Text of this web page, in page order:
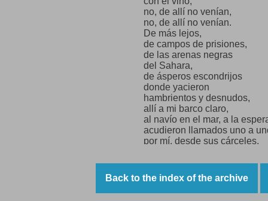
no, de allí no venían,
no, de allí no venían.
De más lejos,
de campos de prisiones,
de las arenas negras
del Sahara,
de ásperos escondrijos
donde yacieron
hambrientos y desnudos,
allí a mi barco claro,
al navío en el mar, a la
acudieron llamados uno a
por mí, desde sus cárceles,
de Francia tambaleante
por mi boca llamados
acudieron,
Saavedra, dije, y vino el
Back to the index of the archive